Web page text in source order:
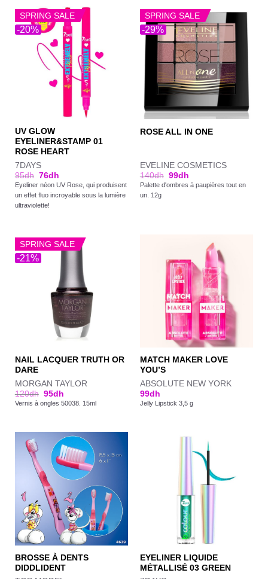
-20%
SPRING SALE
UV GLOW
EYELINER&STAMP 01
ROSE HEART
7DAYS
95dh 76dh
Eyeliner néon UV Rose, qui produisent
un effet fluo incroyable sous la lumière
ultraviolette!
-29%
SPRING SALE
ROSE ALL IN ONE
EVELINE COSMETICS
140dh 99dh
Palette d'ombres à paupières tout en
un. 12g
-21%
SPRING SALE
NAIL LACQUER TRUTH OR
DARE
MORGAN TAYLOR
120dh 95dh
Vernis à ongles 50038. 15ml
MATCH MAKER LOVE
YOU’S
ABSOLUTE NEW YORK
99dh
Jelly Lipstick 3,5 g
BROSSE À DENTS
DIDDLIDENT
EYELINER LIQUIDE
MÉTALLISÉ 03 GREEN